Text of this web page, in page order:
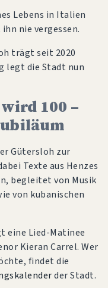
Lebens in Italien
nie vergessen.
trägt seit 2020
legt die Stadt nun
100 –
Gütersloh zur
Texte aus Henzes
begleitet von Musik
von kubanischen
eine Lied-Matinee
Kieran Carrel. Wer
findet die
der Stadt.